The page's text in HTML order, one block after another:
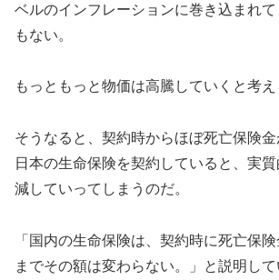
ベルのインフレーションに巻き込まれ
もない。
もっともっと物価は高騰していくと考え
そうなると、契約時からほぼ死亡保険
日本の生命保険を契約していると、実
減していってしまうのだ。
「国内の生命保険は、契約時に死亡保
までその額は変わらない。」と説明し